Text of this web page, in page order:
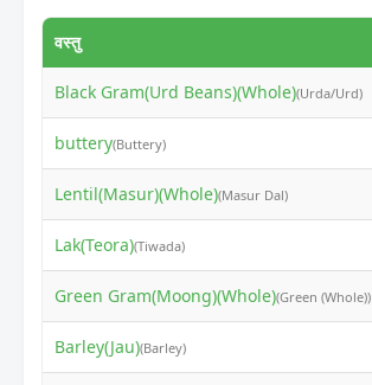
वस्तु
Black Gram(Urd Beans)(Whole)(Urda/Urd)
buttery(Buttery)
Lentil(Masur)(Whole)(Masur Dal)
Lak(Teora)(Tiwada)
Green Gram(Moong)(Whole)(Green (Whole))
Barley(Jau)(Barley)